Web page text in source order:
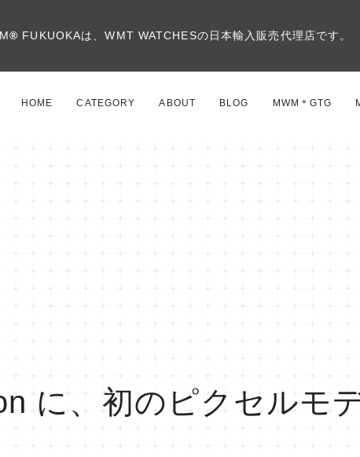
® FUKUOKAは、WMT WATCHESの日本輸入販売代理店です。
HOME CATEGORY ABOUT BLOG MWM＊GTG
に、初のピクセルモ